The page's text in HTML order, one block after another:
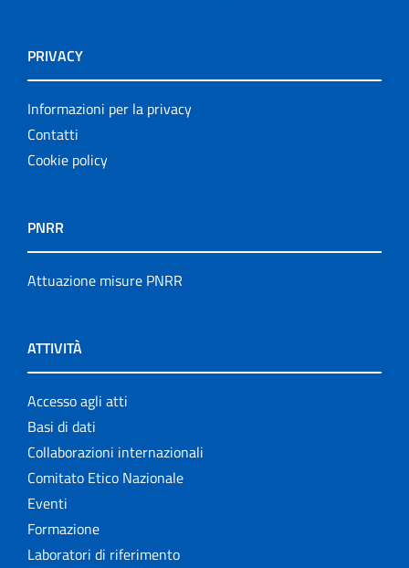
PRIVACY
Informazioni per la privacy
Contatti
Cookie policy
PNRR
Attuazione misure PNRR
ATTIVITÀ
Accesso agli atti
Basi di dati
Collaborazioni internazionali
Comitato Etico Nazionale
Eventi
Formazione
Laboratori di riferimento